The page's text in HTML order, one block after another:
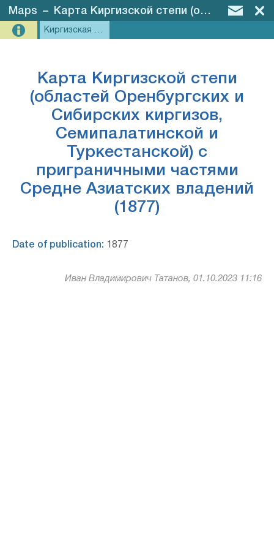
Maps – Карта Киргизской степи (областей Оренбургских и Сибирских киргизов, Семипалатинской и Туркестанской) с приграничными частями Средне Азиатских владений (1877)
Киргизская степь
Карта Киргизской степи
(областей Оренбургских и
Сибирских киргизов,
Семипалатинской и
Туркестанской) с
приграничными частями
Средне Азиатских владений
(1877)
Date of publication: 1877
Иван Владимирович Татанов, 01.10.2023 11:16